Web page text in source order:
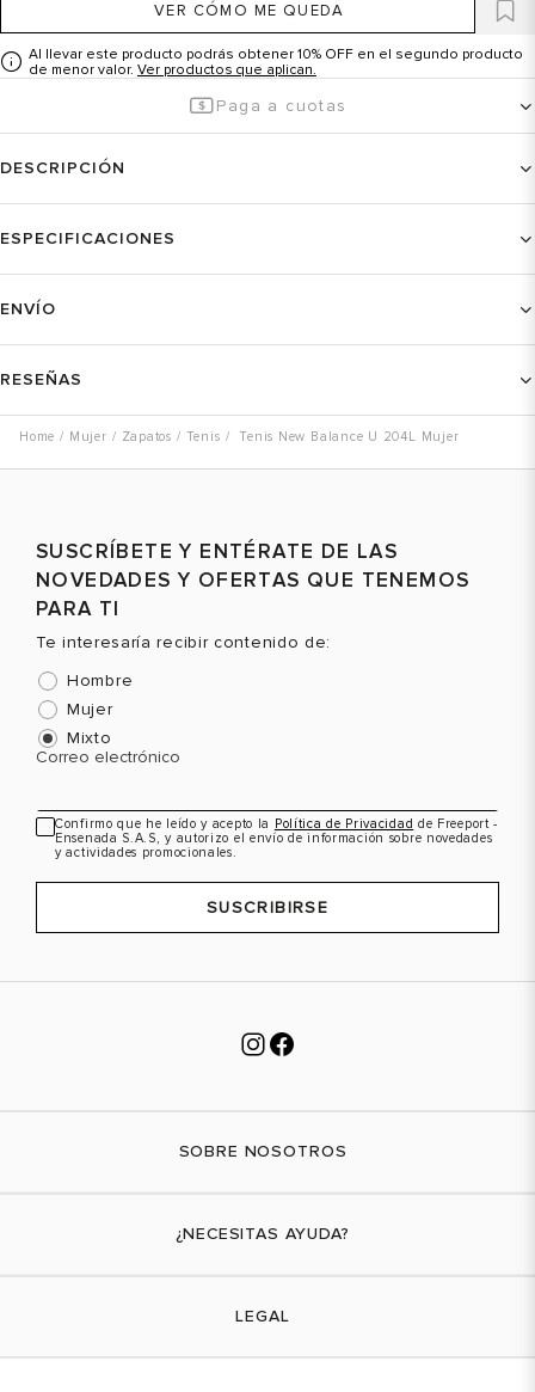
VER CÓMO ME QUEDA
Al llevar este producto podrás obtener 10% OFF en el segundo producto
de menor valor. Ver productos que aplican.
Paga a cuotas
DESCRIPCIÓN
ESPECIFICACIONES
ENVÍO
RESEÑAS
Mujer Zapatos Tenis Tenis New Balance U 204L Mujer
SUSCRÍBETE Y ENTÉRATE DE LAS
NOVEDADES Y OFERTAS QUE TENEMOS
PARA TI
Te interesaría recibir contenido de:
Hombre
Mujer
Mixto
Correo electrónico
Confirmo que he leído y acepto la Política de Privacidad de Freeport -
Ensenada S.A.S, y autorizo el envío de información sobre novedades
y actividades promocionales.
SUSCRIBIRSE
SOBRE NOSOTROS
¿NECESITAS AYUDA?
LEGAL